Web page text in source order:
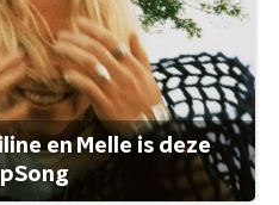
en Melle is deze